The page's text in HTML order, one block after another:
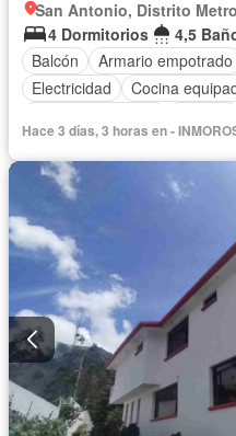
San Antonio, Distrito
4 Dormitorios
4,5
Balcón
Armario empotrado
Electricidad
Cocina
Área para niños
Jardín
Hace 3 días, 3 horas en -